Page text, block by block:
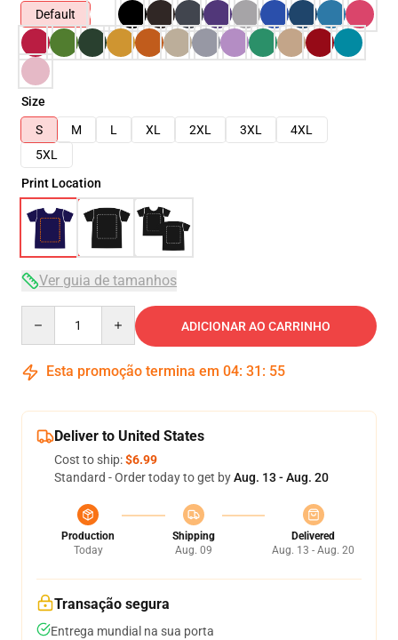
Default
Size
S
M L XL 2XL 3XL
4XL
5XL
Print Location
Ver guia de tamanhos
ADICIONAR AO CARRINHO
Esta promoção termina em 04: 31 : 54
Deliver to United States
Cost to ship:$6.99
Standard - Order today to get byAug. 13 - Aug. 20
Production
Today
Shipping
Aug. 09
Delivered
Aug. 13 - Aug. 20
Transação segura
Entrega mundial na sua porta